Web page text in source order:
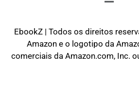
EbookZ | Todos os direitos
Amazon e o logotipo da
comerciais da Amazon.com, Inc.